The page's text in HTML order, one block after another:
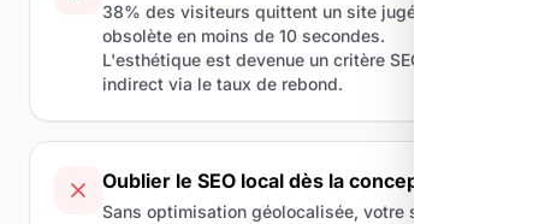
38% des visiteurs quittent un site jugé
obsolète en moins de 10 secondes.
L'esthétique est devenue un critère SEO
indirect via le taux de rebond.
Oublier le SEO local dès la conception
Sans optimisation géolocalisée, votre site reste